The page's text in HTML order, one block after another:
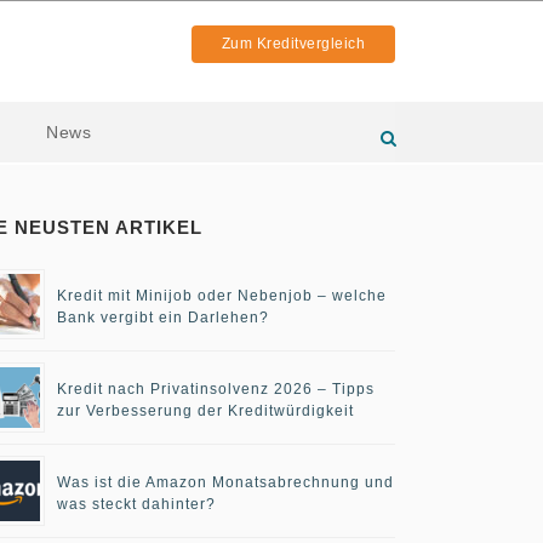
Zum Kreditvergleich
News
NEUSTEN ARTIKEL
Kredit mit Minijob oder Nebenjob – welche
Bank vergibt ein Darlehen?
Kredit nach Privatinsolvenz 2026 – Tipps
zur Verbesserung der Kreditwürdigkeit
Was ist die Amazon Monatsabrechnung und
was steckt dahinter?